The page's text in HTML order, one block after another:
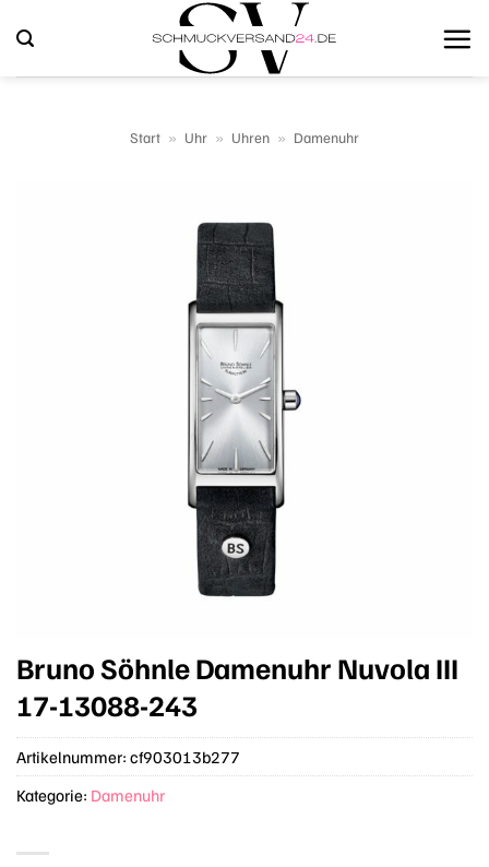
Inhalt
springen
Start » Uhr » Uhren » Damenuhr
Bruno Söhnle Damenuhr Nuvola III
17-13088-243
Artikelnummer: cf903013b277
Kategorie: Damenuhr